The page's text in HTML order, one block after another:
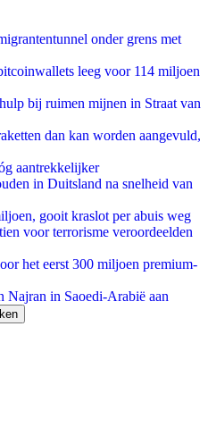
onder grens met
leeg voor 114 miljoen
bij ruimen mijnen in Straat van
dan kan worden aangevuld,
aantrekkelijker
in Duitsland na snelheid van
gooit kraslot per abuis weg
voor terrorisme veroordeelden
het eerst 300 miljoen premium-
Najran in Saoedi-Arabië aan